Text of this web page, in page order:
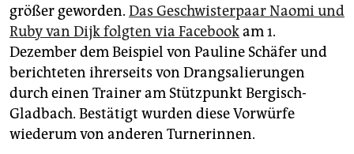
größer geworden. Das Geschwisterpaar Naomi und
Ruby van Dijk folgten via Facebookam 1.
Dezember dem Beispiel von Pauline Schäfer und
berichteten ihrerseits von Drangsalierungen
durch einen Trainer am Stützpunkt Bergisch-
Gladbach. Bestätigt wurden diese Vorwürfe
wiederum von anderen Turnerinnen.